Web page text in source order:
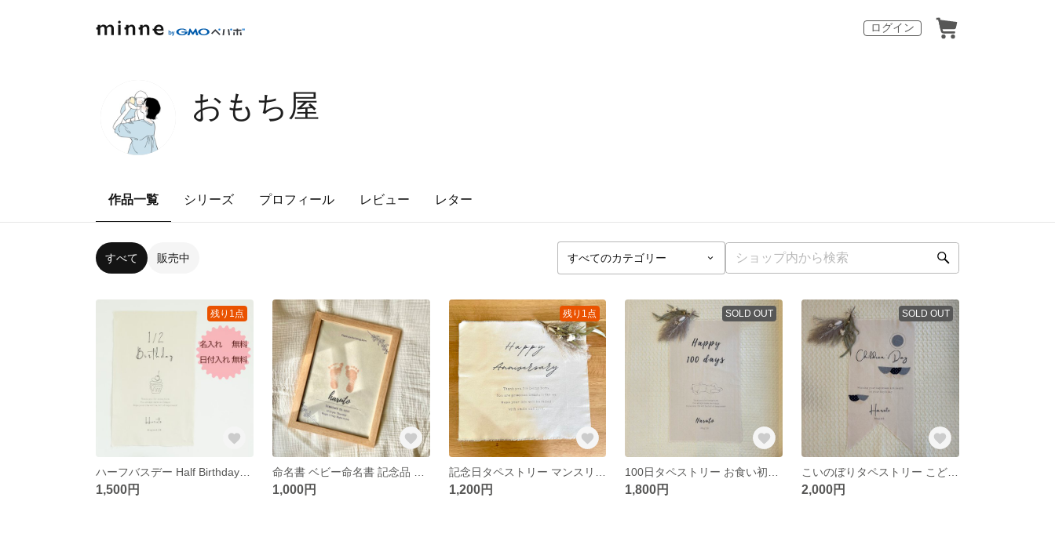
ログイン
おもち屋
作品一覧 シリーズ プロフィール レビュー レター
すべて 販売中
残り1点
1,500円 1,000円
残り1点
1,200円
SOLD OUT
1,800円
SOLD OUT
2,000円